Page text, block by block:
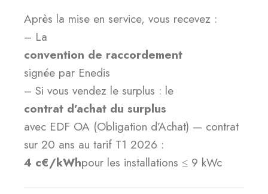
Après la mise en service, vous recevez :
– La
convention de raccordement
signée par Enedis
– Si vous vendez le surplus : le
contrat d’achat du surplus
avec EDF OA (Obligation d’Achat) — contrat
sur 20 ans au tarif T1 2026 :
4 c€/kWhpour les installations ≤ 9 kWc